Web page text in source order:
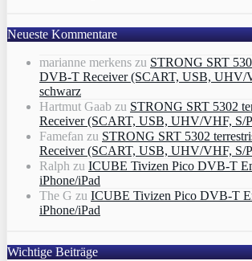
Neueste Kommentare
marianne merkens zu STRONG SRT
DVB-T Receiver (SCART, USB, UHV/
schwarz
Hartmut Gaab zu STRONG SRT 5302
Receiver (SCART, USB, UHV/VHF, S/
Famefan zu STRONG SRT 5302
Receiver (SCART, USB, UHV/VHF, S/
Ralph zu ICUBE Tivizen Pico DVB-T
iPhone/iPad
The G zu ICUBE Tivizen Pico DVB-T
iPhone/iPad
Wichtige Beiträge